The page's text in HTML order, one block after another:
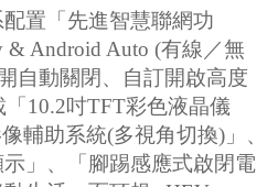
置「先進智慧聯網功
& Android Auto (有線／無
自動關閉、自訂開啟高度
10.2吋TFT彩色液晶儀
輔助系統(多視角切換)」、
示」、「腳踢感應式啟閉電